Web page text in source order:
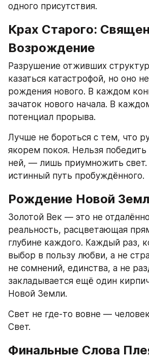
одного присутствия.
Крах Старого:
Возрождение
Разрушение отживших
казаться катастрофой, но оно
рождения нового. В каждом
зачаток нового начала. В
потенциал прорыва.
Лучше не бороться с тем, что
якорем покоя. Нельзя
ней, — лишь приумножить свет.
истинный путь пробуждённого.
Рождение Новой
Золотой Век — это не
реальность, расцветающая
глубине каждого. Каждый раз,
выбор в пользу любви, а не
не сомнений, единства, а не
закладывается ещё один
Новой Земли.
Свет не где-то вовне —
Свет.
Финальные Слова